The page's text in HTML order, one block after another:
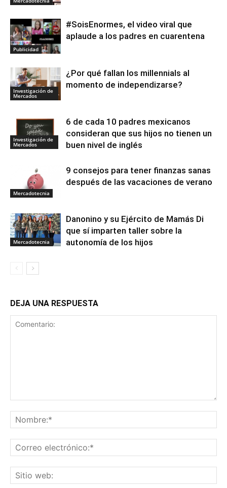
Publicidad
#SoisEnormes, el video viral que
aplaude a los padres en cuarentena
Investigación de
Mercados
¿Por qué fallan los millennials al
momento de independizarse?
Investigación de
Mercados
6 de cada 10 padres mexicanos
consideran que sus hijos no tienen un
buen nivel de inglés
Mercadotecnia
9 consejos para tener finanzas sanas
después de las vacaciones de verano
Mercadotecnia
Danonino y su Ejército de Mamás Di
que sí imparten taller sobre la
autonomía de los hijos
DEJA UNA RESPUESTA